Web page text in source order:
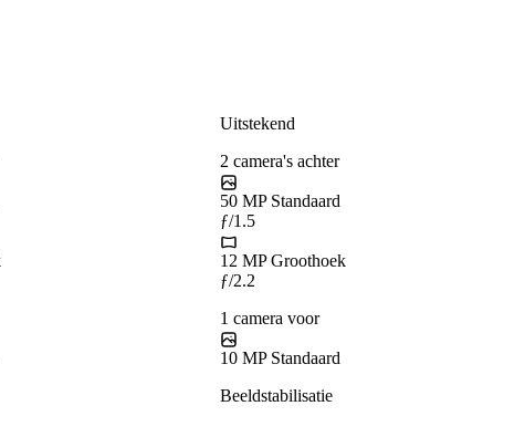
Uitstekend
2 camera's achter
50 MP Standaard
ƒ/1.5
12 MPGroothoek
ƒ/2.2
1 camera voor
10 MP Standaard
Beeldstabilisatie